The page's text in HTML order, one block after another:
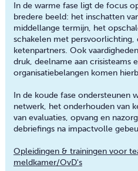
In de warme fase ligt de focus
bredere beeld: het inschatten
middellange termijn, het
schakelen met persvoorlichting,
ketenpartners. Ook
druk, deelname aan crisisteams
organisatiebelangen komen
In de koude fase ondersteunen
netwerk, het onderhouden van
van evaluaties, opvang en
debriefings na impactvolle
Opleidingen & trainingen voor
meldkamer/OvD's